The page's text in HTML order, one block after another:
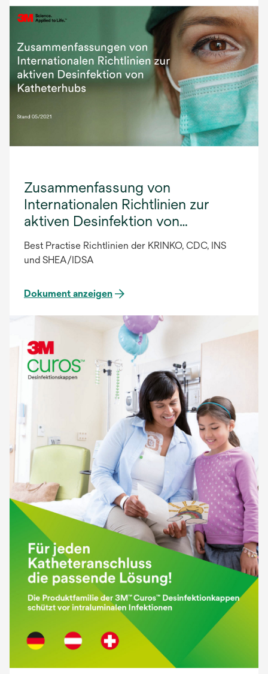
Zusammenfassung von
Internationalen Richtlinien zur
aktiven Desinfektion von
Katheterhubs DACH-de
Best Practise Richtlinien der KRINKO, CDC, INS
und SHEA/IDSA
Dokument anzeigen